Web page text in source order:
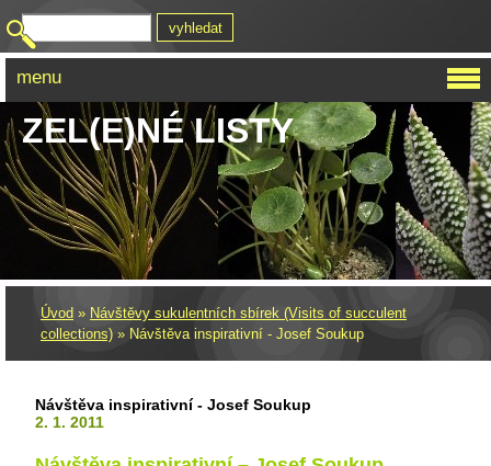
ZEL(E)NÉ LISTY
Úvod » Návštěvy sukulentních sbírek (Visits of succulent
collections) » Návštěva inspirativní - Josef Soukup
Návštěva inspirativní - Josef Soukup
2. 1. 2011
menu